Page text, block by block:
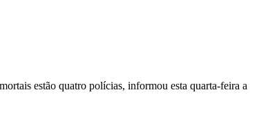
estão quatro polícias, informou esta quarta-feira a